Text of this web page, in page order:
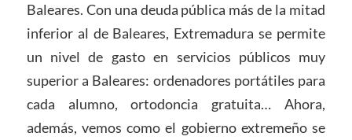
Baleares. Con una deuda pública más de la mitad
inferior al de Baleares, Extremadura se permite
un nivel de gasto en servicios públicos muy
superior a Baleares: ordenadores portátiles para
cada alumno, ortodoncia gratuita… Ahora,
además, vemos como el gobierno extremeño se